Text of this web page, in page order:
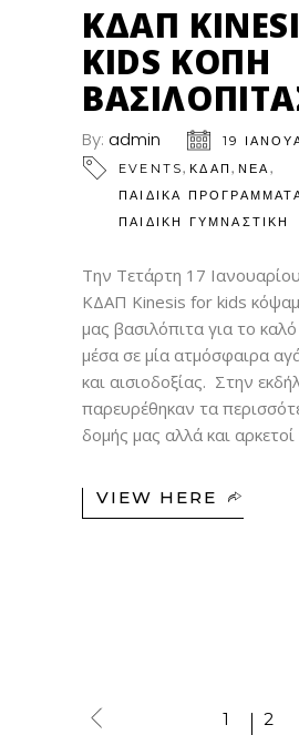
ΚΔΑΠ
KIDS ΚΟΠΉ
By: admin
19
EVENTS,ΚΔΑΠ,ΝΕΑ ,
ΠΑΙΔΙΚΆ
ΠΑΙΔΙΚΉ ΓΥΜΝΑΣΤΙΚΉ
Την Τετάρτη 17
ΚΔΑΠ Kinesis for kids
μας βασιλόπιτα για το
μέσα σε μία ατμόσφαιρα
και αισιοδοξίας. Στην
παρευρέθηκαν τα
δομής μας αλλά και αρκετοί
VIEW HERE
1 2